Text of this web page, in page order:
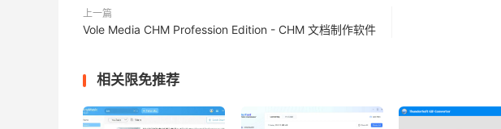
上一篇
Vole Media CHM Profession Edition - CHM 文档制作软件
相关限免推荐